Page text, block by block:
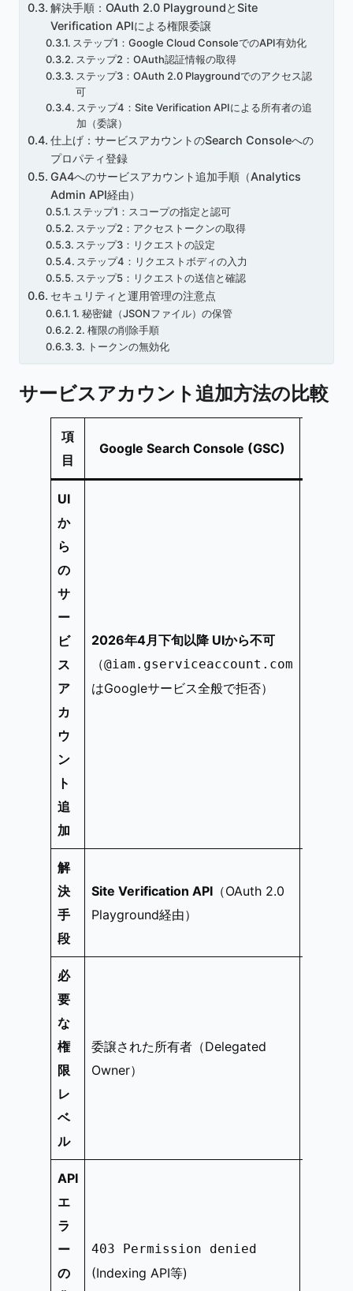
解決手順：OAuth 2.0 PlaygroundとSite
Verification APIによる権限委譲
ステップ1：Google Cloud ConsoleでのAPI有効化
ステップ2：OAuth認証情報の取得
ステップ3：OAuth 2.0 Playgroundでのアクセス認
可
ステップ4：Site Verification APIによる所有者の追
加（委譲）
仕上げ：サービスアカウントのSearch Consoleへの
プロパティ登録
GA4へのサービスアカウント追加手順（Analytics
Admin API経由）
ステップ1：スコープの指定と認可
ステップ2：アクセストークンの取得
ステップ3：リクエストの設定
ステップ4：リクエストボディの入力
ステップ5：リクエストの送信と確認
セキュリティと運用管理の注意点
1. 秘密鍵（JSONファイル）の保管
2. 権限の削除手順
3. トークンの無効化
サービスアカウント追加方法の比較
項
目
Google Search Console (GSC)
UI
か
ら
の
サ
ー
ビ
ス
ア
カ
ウ
ン
ト
追
加
2026年4月下旬以降 UIから不可
（@iam.gserviceaccount.com
はGoogleサービス全般で拒否）
解
決
手
段
Site Verification API （OAuth 2.0
Playground経由）
必
要
な
権
限
レ
ベ
ル
委譲された所有者（Delegated
Owner）
API
エ
ラ
ー
の
403 Permission denied
(Indexing API等)